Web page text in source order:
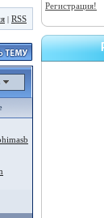
Регистрация!
| RSS